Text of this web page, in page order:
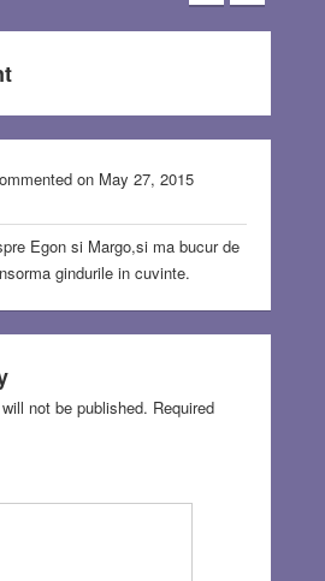
on May 27, 2015
Egon si Margo,si ma bucur de
gindurile in cuvinte.
not be published. Required